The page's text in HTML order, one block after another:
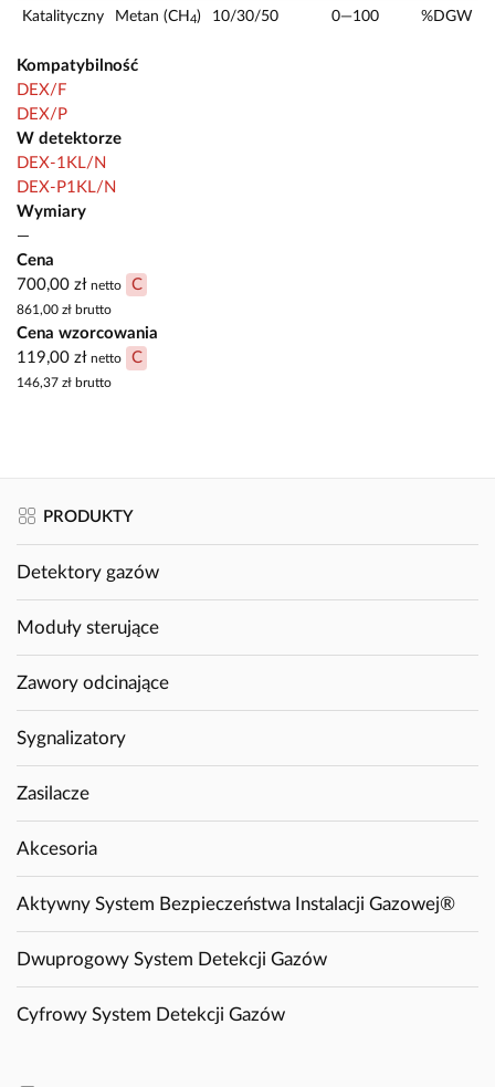
Katalityczny Metan (CH 4) 10/30/50 0—100 %DGW
Kompatybilność
DEX/F
DEX/P
W detektorze
DEX-1KL/N
DEX-P1KL/N
Wymiary
—
Cena
700,00 zł netto C
861,00 zł brutto
Cena wzorcowania
119,00 zł netto C
146,37 zł brutto
PRODUKTY
Detektory gazów
Moduły sterujące
Zawory odcinające
Sygnalizatory
Zasilacze
Akcesoria
Aktywny System Bezpieczeństwa Instalacji Gazowej®
Dwuprogowy System Detekcji Gazów
Cyfrowy System Detekcji Gazów